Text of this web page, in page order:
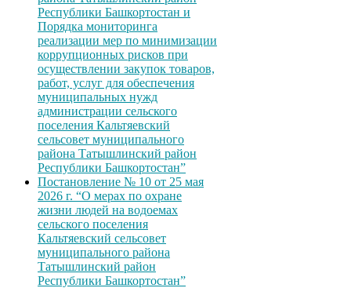
Республики Башкортостан и
Порядка мониторинга
реализации мер по минимизации
коррупционных рисков при
осуществлении закупок товаров,
работ, услуг для обеспечения
муниципальных нужд
администрации сельского
поселения Кальтяевский
сельсовет муниципального
района Татышлинский район
Республики Башкортостан”
Постановление № 10 от 25 мая
2026 г. “О мерах по охране
жизни людей на водоемах
сельского поселения
Кальтяевский сельсовет
муниципального района
Татышлинский район
Республики Башкортостан”